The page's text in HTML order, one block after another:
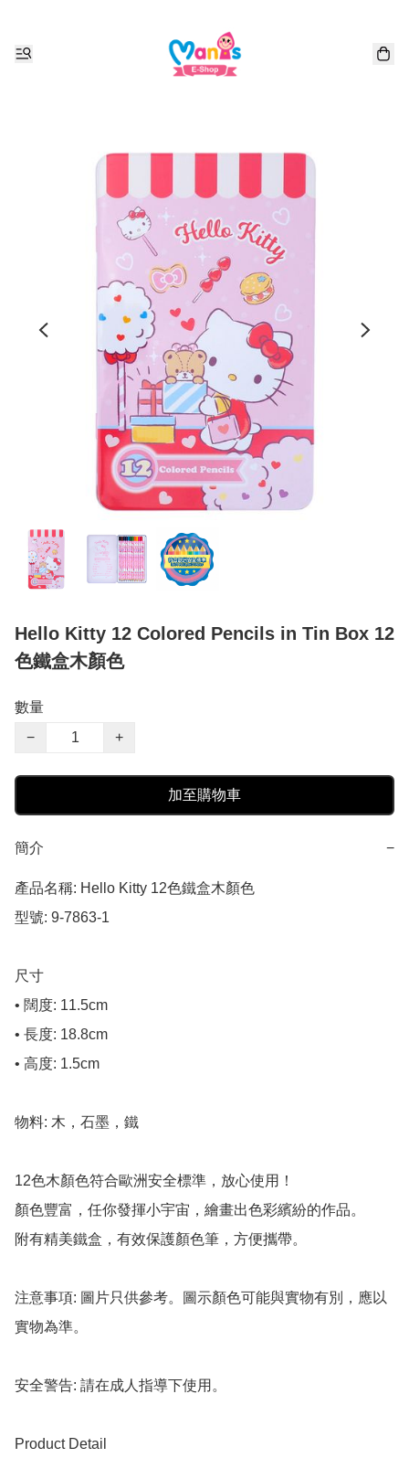
Hello Kitty 12 Colored Pencils in Tin Box 12
色鐵盒木顏色
數量
−
+
加至購物車
簡介 −
產品名稱: Hello Kitty 12色鐵盒木顏色
型號: 9-7863-1
尺寸
• 闊度: 11.5cm
• 長度: 18.8cm
• 高度: 1.5cm
物料: 木，石墨，鐵
12色木顏色符合歐洲安全標準，放心使用！
顏色豐富，任你發揮小宇宙，繪畫出色彩繽紛的作品。
附有精美鐵盒，有效保護顏色筆，方便攜帶。
注意事項: 圖片只供參考。圖示顏色可能與實物有別，應以
實物為準。
安全警告: 請在成人指導下使用。
Product Detail